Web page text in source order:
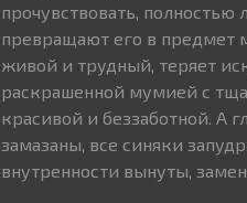
прочувствовать,
превращают его в предмет
живой и трудный, теряет
раскрашенной мумией с
красивой и беззаботной. А
замазаны, все синяки
внутренности вынуты,